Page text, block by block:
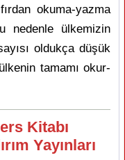
okuma-yazma
nedenle ülkemizin
oldukça düşük
tamamı okur-
Kitabı
Yayınları